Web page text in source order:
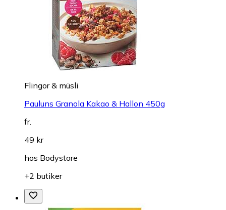
Flingor & müsli
Pauluns Granola Kakao & Hallon 450g
fr.
49 kr
hos Bodystore
+2 butiker